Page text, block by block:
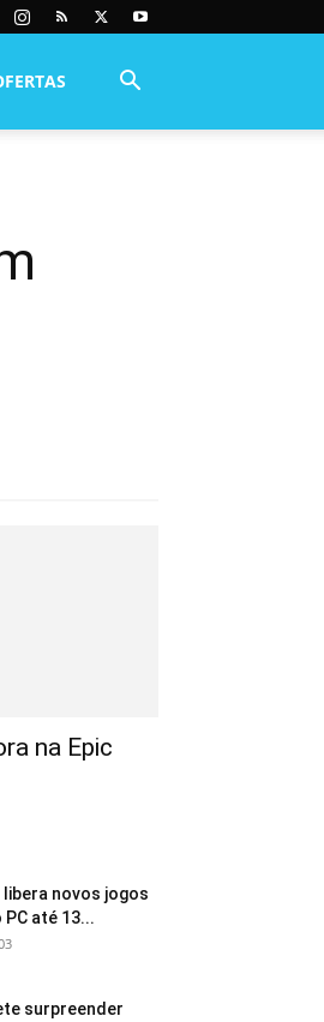
na Epic
libera novos jogos
até 13...
surpreender